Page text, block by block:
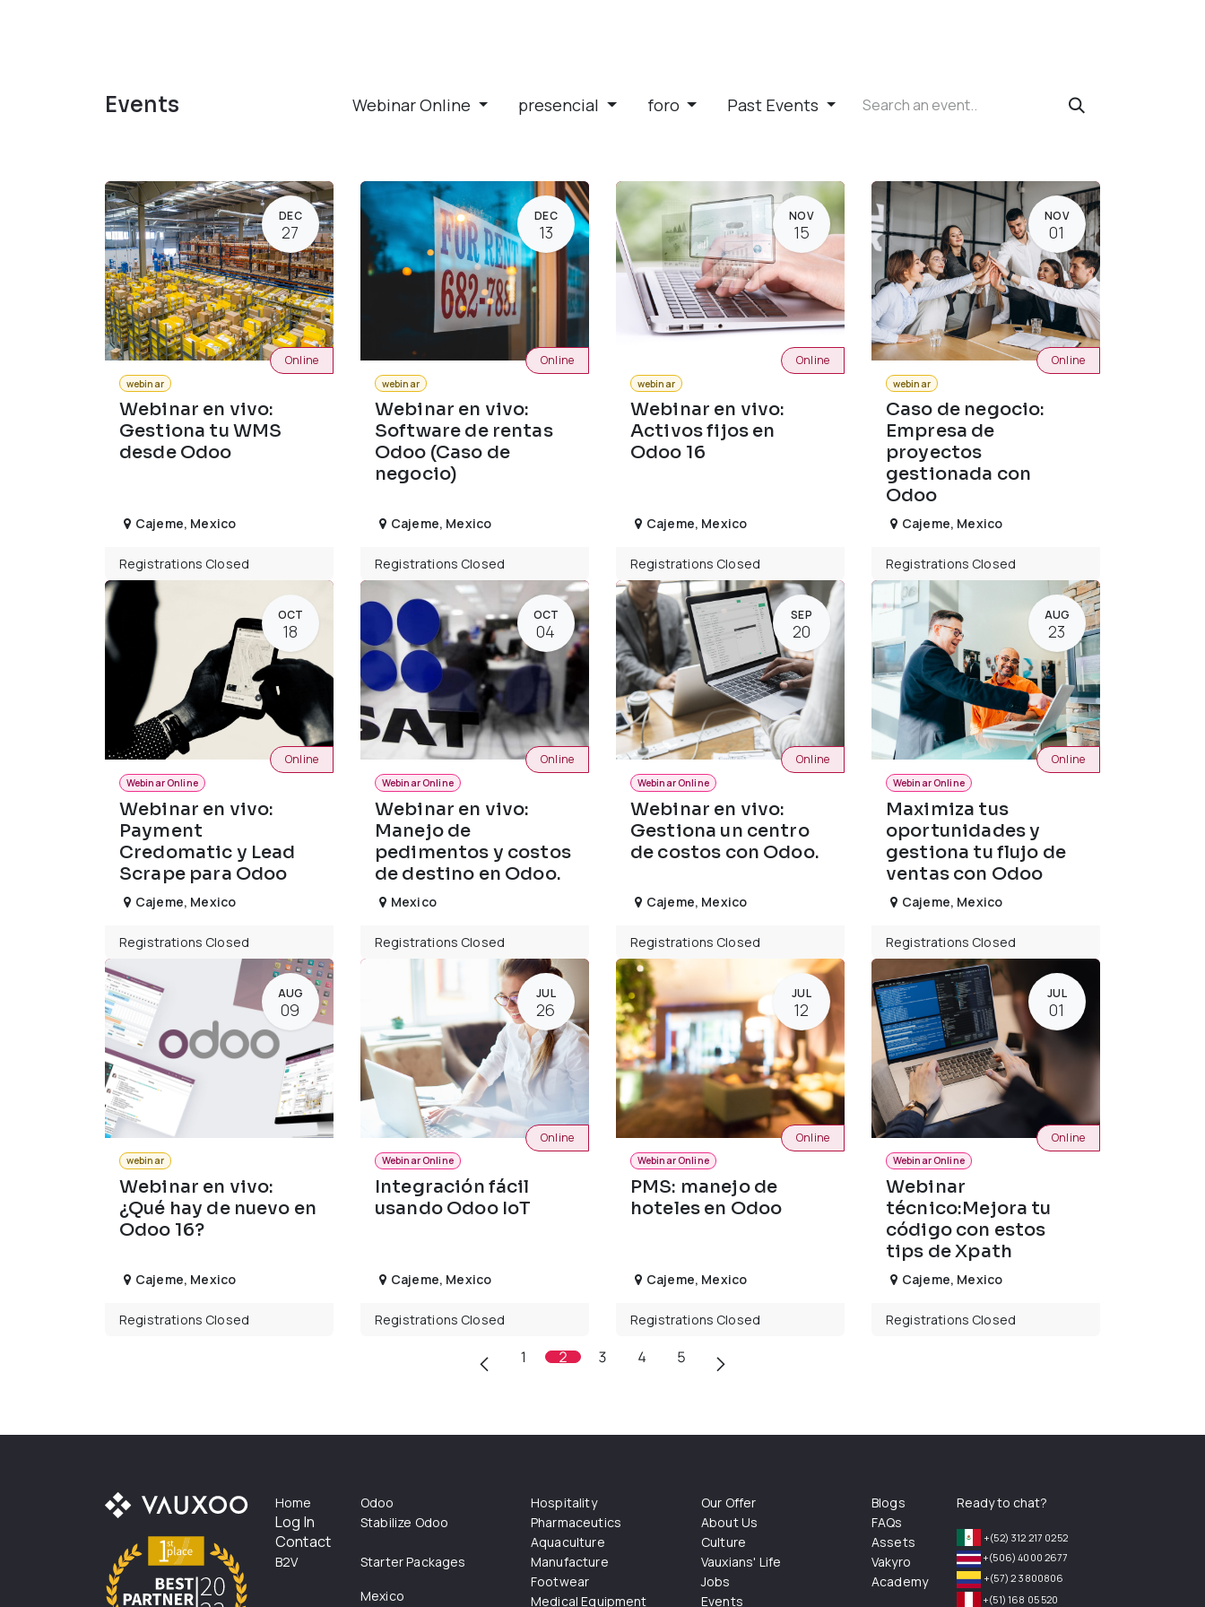
Events Webinar Online presencial foro Past Events
DEC
27
webinar
Webinar en vivo:
Gestiona tu WMS
desde Odoo
Online
Cajeme, Mexico
Registrations Closed
DEC
13
webinar
Webinar en vivo:
Software de rentas
Odoo (Caso de
negocio)
Online
Cajeme, Mexico
Registrations Closed
NOV
15
webinar
Webinar en vivo:
Activos fijos en
Odoo 16
Online
Cajeme, Mexico
Registrations Closed
NOV
01
webinar
Caso de negocio:
Empresa de
proyectos
gestionada con
Odoo
Online
Cajeme, Mexico
Registrations Closed
OCT
18
Webinar Online
Webinar en vivo:
Payment
Credomatic y Lead
Scrape para Odoo
Online
Cajeme, Mexico
Registrations Closed
OCT
04
Webinar Online
Webinar en vivo:
Manejo de
pedimentos y costos
de destino en Odoo.
Online
Mexico
Registrations Closed
SEP
20
Webinar Online
Webinar en vivo:
Gestiona un centro
de costos con Odoo.
Online
Cajeme, Mexico
Registrations Closed
AUG
23
Webinar Online
Maximiza tus
oportunidades y
gestiona tu flujo de
ventas con Odoo
Online
Cajeme, Mexico
Registrations Closed
AUG
09
webinar
Webinar en vivo:
¿Qué hay de nuevo en
Odoo 16?
Cajeme, Mexico
Registrations Closed
JUL
26
Webinar Online
Integración fácil
usando Odoo IoT
Online
Cajeme, Mexico
Registrations Closed
JUL
12
Webinar Online
PMS: manejo de
hoteles en Odoo
Online
Cajeme, Mexico
Registrations Closed
JUL
01
Webinar Online
Webinar
técnico:Mejora tu
código con estos
tips de Xpath
Online
Cajeme, Mexico
Registrations Closed
1 2 3 4 5
Home
Log In
Contact
B2V
Odoo
Stabilize Odoo
Starter Packages
Mexico
Hospitality
Pharmaceutics
Aquaculture
Manufacture
Footwear
Medical Equipment
Our Offer
About Us
Culture
Vauxians' Life
Jobs
Events
Blogs
FAQs
Assets
Vakyro
Academy
Ready to chat?
+(52) 312 217 0252
+(506) 4000 2677
+(57) 2 3800806
+(51) 168 05 520